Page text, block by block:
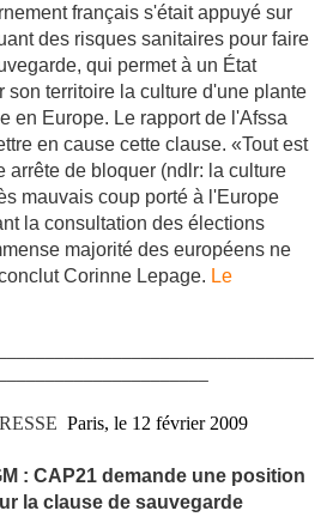
français s'était appuyé sur
des risques sanitaires pour faire
qui permet à un État
son territoire la culture d'une plante
en Europe. Le rapport de l'Afssa
en cause cette clause. «Tout est
arrête de bloquer (ndlr: la culture
mauvais coup porté à l'Europe
la consultation des élections
majorité des européens ne
Corinne Lepage. Le
Paris, le 12 février 2009
: CAP21 demande une position
la clause de sauvegarde